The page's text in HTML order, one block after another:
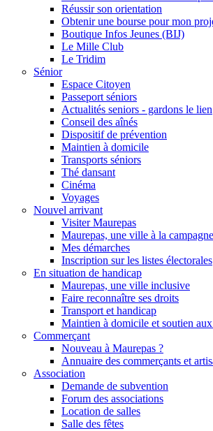
Réussir son orientation
Obtenir une bourse pour mon
Boutique Infos Jeunes (BIJ)
Le Mille Club
Le Tridim
Sénior
Espace Citoyen
Passeport séniors
Actualités seniors - gardons le lien
Conseil des aînés
Dispositif de prévention
Maintien à domicile
Transports séniors
Thé dansant
Cinéma
Voyages
Nouvel arrivant
Visiter Maurepas
Maurepas, une ville à la campagne
Mes démarches
Inscription sur les listes électorales
En situation de handicap
Maurepas, une ville inclusive
Faire reconnaître ses droits
Transport et handicap
Maintien à domicile et soutien
Commerçant
Nouveau à Maurepas ?
Annuaire des commerçants et
Association
Demande de subvention
Forum des associations
Location de salles
Salle des fêtes